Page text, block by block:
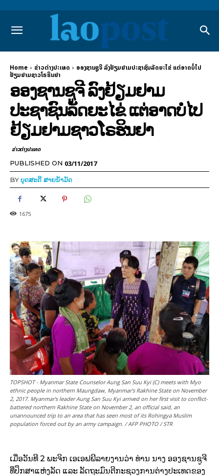
Home ຂ່າວຕ່າງປະເທດ
ອອງຊານຊູຈີ ລົງຢ້ຽມຢາມປະຊາຊົນລັດຍະໄຂ່ ແຕ່ອາດບໍ່ໄປ
ຢ້ຽມຢາມຊາວໂຣຮິນຢາ
ອອງຊານຊູຈີ ລົງຢ້ຽມຢາມ
ປະຊາຊົນລັດຍະໄຂ່ ແຕ່ອາດບໍ່ໄປ
ຢ້ຽມຢາມຊາວໂຣຮິນຢາ
ຂ່າວຕ່າງປະເທດ
PUBLISHED ON 03/11/2017
BYບຸດສະດີ ສາຍນ້ຳມັດ
1675
TOPSHOT - Myanmar State Counselor Aung San Suu Kyi (C) meets with Myo
ethnic people in northern Maungdaw, Myanmar's Rakhine State on November
2, 2017. Myanmar's leader Aung San Suu Kyi arrived on her first visit to conflict-
battered northern Rakhine State on November 2, an official said, an
unannounced trip to an area that has seen most of its Rohingya Muslim
population forced out by an army campaign. / AFP PHOTO / STR
ເມື່ອວັນທີ 2 ພະຈິກ ເອເອຟພີລາຍງານວ່າ ທ່ານ ນາງ ອອງຊານຊູຈີ
ທີ່ປຶກສາແຫ່ງລັດ ແລະ ລັດຖະມົນຕີກະຊວງການຕ່າງປະເທດຂອງ